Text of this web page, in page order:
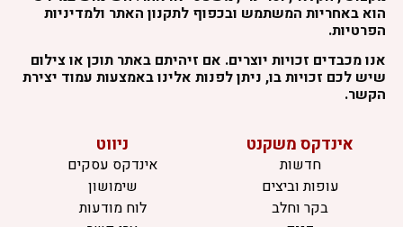
הוא באחריות המשתמש ובכפוף לתקנון האתר ולמדיניות
הפרטיות.
אנו מכבדים זכויות יוצרים. אם זיהיתם באתר תוכן או צילום
שיש לכם זכויות בו, ניתן לפנות אלינו באמצעות עמוד יצירת
הקשר.
אינדקס משקנט
חדשות
עופות וביצים
בקר וחלב
ניווט
אינדקס עסקים
שימושון
לוח מודעות